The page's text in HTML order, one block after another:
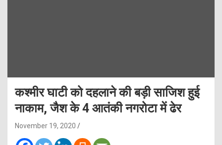
कश्मीर घाटी को दहलाने की बड़ी साजिश हुई
नाकाम, जैश के 4 आतंकी नगरोटा में ढेर
November 19, 2020